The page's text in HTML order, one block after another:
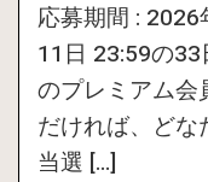
応募期間 :
11日 23:59の
のプレミアム会
だければ、どな
当選 […]